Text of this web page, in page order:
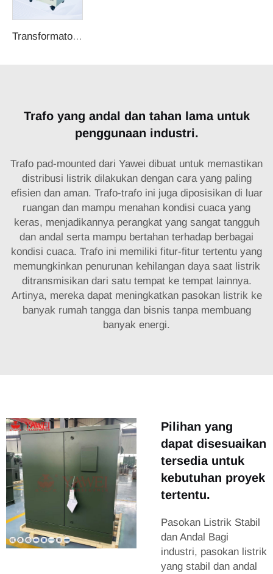
Transformator terisolasi
Trafo yang andal dan tahan lama untuk
penggunaan industri.
Trafo pad-mounted dari Yawei dibuat untuk memastikan
distribusi listrik dilakukan dengan cara yang paling
efisien dan aman. Trafo-trafo ini juga diposisikan di luar
ruangan dan mampu menahan kondisi cuaca yang
keras, menjadikannya perangkat yang sangat tangguh
dan andal serta mampu bertahan terhadap berbagai
kondisi cuaca. Trafo ini memiliki fitur-fitur tertentu yang
memungkinkan penurunan kehilangan daya saat listrik
ditransmisikan dari satu tempat ke tempat lainnya.
Artinya, mereka dapat meningkatkan pasokan listrik ke
banyak rumah tangga dan bisnis tanpa membuang
banyak energi.
Pilihan yang
dapat disesuaikan
tersedia untuk
kebutuhan proyek
tertentu.
Pasokan Listrik Stabil
dan Andal Bagi
industri, pasokan listrik
yang stabil dan andal